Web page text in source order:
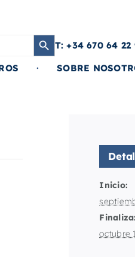
Botón de búsqueda
T: +34 670 64 22
SOBRE
Inicio:
Finaliza:
octubre